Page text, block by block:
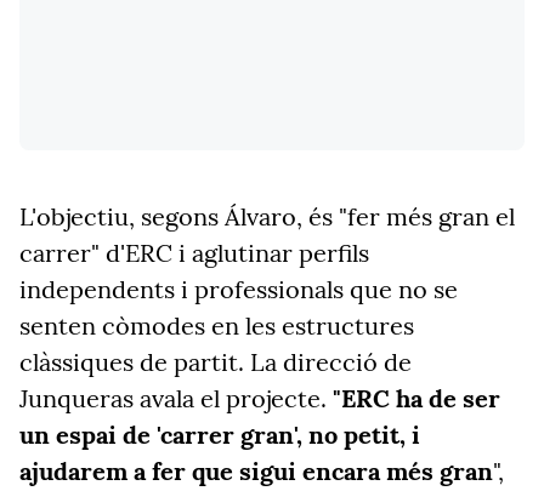
L'objectiu, segons Álvaro, és "fer més gran el
carrer" d'ERC i aglutinar perfils
independents i professionals que no se
senten còmodes en les estructures
clàssiques de partit. La direcció de
Junqueras avala el projecte. "ERC ha de ser
un espai de 'carrer gran', no petit, i
ajudarem a fer que sigui encara més gran",